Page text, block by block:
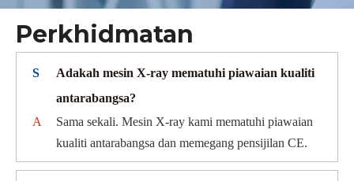
Perkhidmatan
S
Adakah mesin X-ray mematuhi piawaian kualiti
antarabangsa?
A
Sama sekali. Mesin X-ray kami mematuhi piawaian
kualiti antarabangsa dan memegang pensijilan CE.